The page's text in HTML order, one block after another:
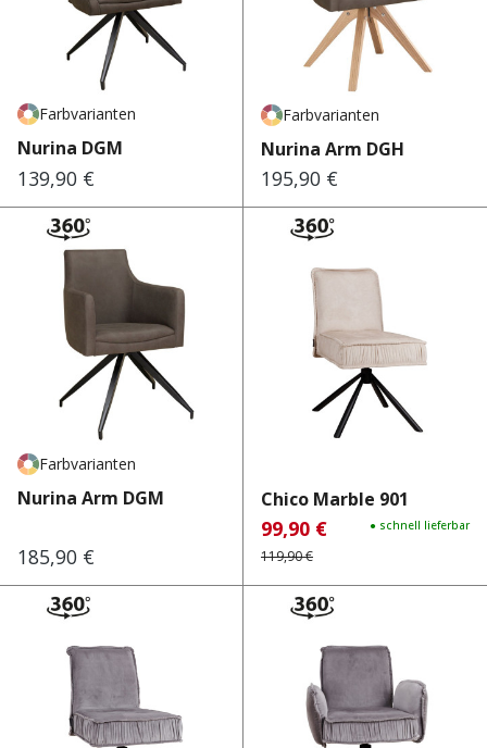
Farbvarianten
Nurina DGM
Regulärer Preis:
139,90 €
Farbvarianten
Nurina Arm DGH
Regulärer Preis:
195,90 €
Farbvarianten
Nurina Arm DGM
Regulärer Preis:
185,90 €
Chico Marble 901
Verkaufspreis:
99,90 €
Regulärer Preis:
119,90 €
● schnell lieferbar